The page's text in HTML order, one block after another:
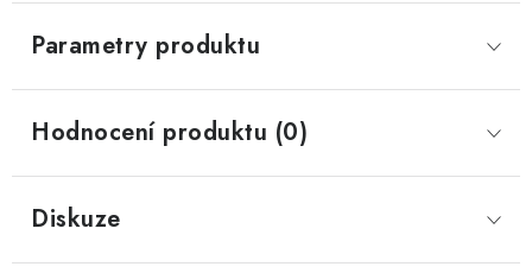
Parametry produktu
Hodnocení produktu (0)
Diskuze